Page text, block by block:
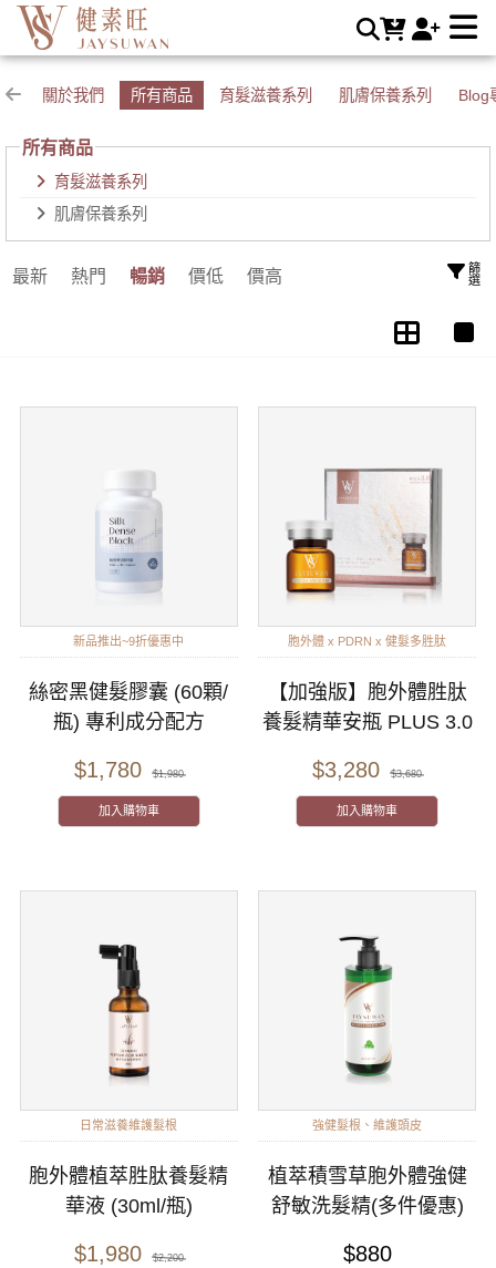
育髮滋養系列 | JAYSUWAN健素旺
關於我們 所有商品 育髮滋養系列 肌膚保養系列 Blog
所有商品
育髮滋養系列
肌膚保養系列
最新 熱門 暢銷 價低 價高 篩選
新品推出~9折優惠中
絲密黑健髮膠囊 (60顆/
瓶) 專利成分配方
$1,780 $1,980
加入購物車
胞外體 x PDRN x 健髮多胜肽
【加強版】胞外體胜肽
養髮精華安瓶 PLUS 3.0
$3,280 $3,680
加入購物車
日常滋養維護髮根
胞外體植萃胜肽養髮精
華液 (30ml/瓶)
$1,980 $2,200
強健髮根、維護頭皮
植萃積雪草胞外體強健
舒敏洗髮精(多件優惠)
$880